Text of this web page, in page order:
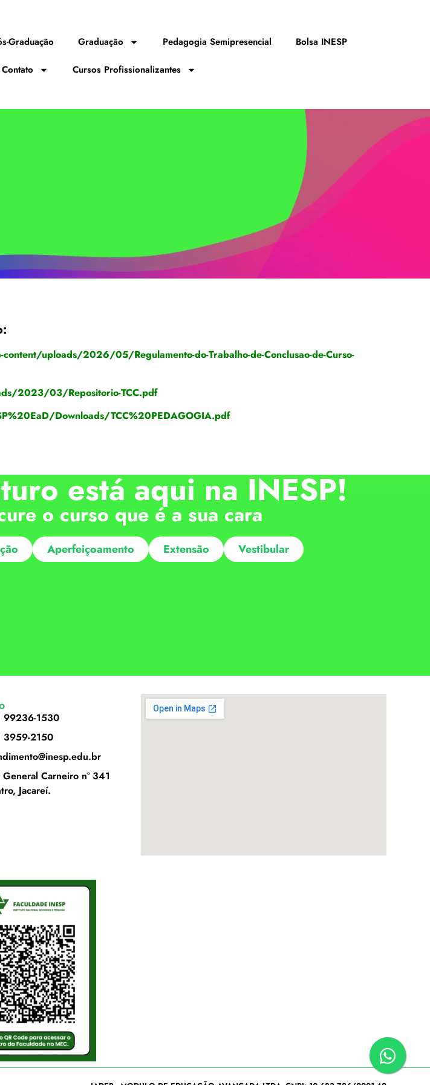
Graduação Graduação Pedagogia Semipresencial Bolsa INESP
Contato Cursos Profissionalizantes
uploads/2026/05/Regulamento-do-Trabalho-de-Conclusao-de-Curso-
2023/03/Repositorio-TCC.pdf
Downloads/TCC%20PEDAGOGIA.pdf
está aqui na INESP!
o curso que é a sua cara
Aperfeiçoamento Extensão Vestibular
99236-1530
3959-2150
General Carneiro nº 341
Jacareí.